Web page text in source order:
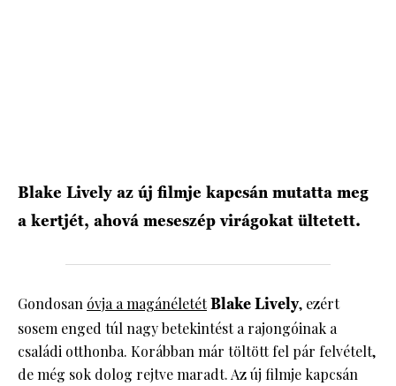
Blake Lively az új filmje kapcsán mutatta meg
a kertjét, ahová meseszép virágokat ültetett.
Gondosan óvja a magánéletétBlake Lively, ezért
sosem enged túl nagy betekintést a rajongóinak a
családi otthonba. Korábban már töltött fel pár felvételt,
de még sok dolog rejtve maradt. Az új filmje kapcsán